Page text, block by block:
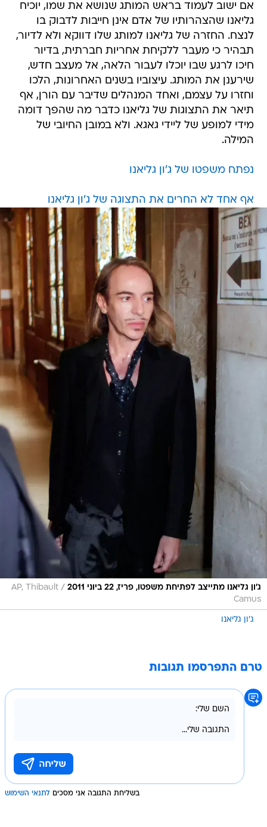
אם ישוב לעמוד בראש המותג שנושא את שמו, יוכיח
גליאנו שהצהרותיו של אדם אינן חייבות לדבוק בו
לנצח. החזרה של גליאנו למותג שלו דווקא ולא לדיור,
תבהיר כי מעבר ללקיחת אחריות חברתית, בדיור
חיכו לרגע שבו יוכלו לעבור הלאה, אל מעצב חדש,
שירענן את המותג. עיצוביו בשנים האחרונות, הלכו
וחזרו על עצמם, ואחד המנהלים שדיבר עם הורן, אף
תיאר את התצוגות של גליאנו כדבר מה שהפך דומה
מידי למופע של ליידי גאגא. ולא במובן החיובי של
המילה.
נפתח משפטו של ג'ון גליאנו
אף אחד לא החרים את התצוגה של ג'ון גליאנו
ג'ון גליאנו מתייצב לפתיחת משפטו, פריז, 22 ביוני 2011 /
AP, Thibault
Camus
ג'ון גליאנו
טרם התפרסמו תגובות
בשליחת התגובה אני מסכים לתנאי השימוש